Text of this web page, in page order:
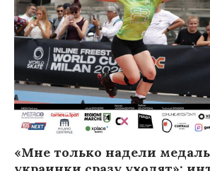
«Мне только надели